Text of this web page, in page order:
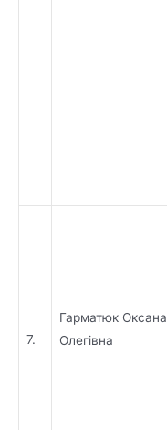
7.
Гарматюк Оксана
Олегівна